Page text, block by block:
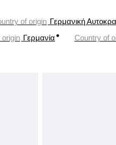
of origin Γερμανική
origin Γερμανία Country of